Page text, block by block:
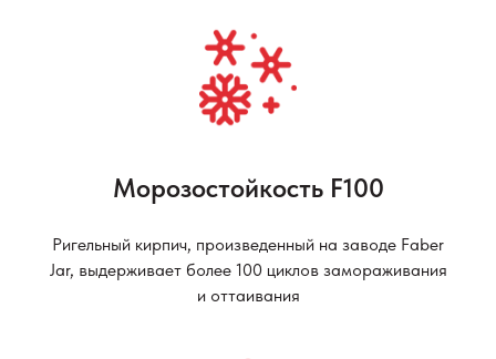
Морозостойкость F100
Ригельный кирпич, произведенный на заводе Faber
Jar, выдерживает более 100 циклов замораживания
и оттаивания